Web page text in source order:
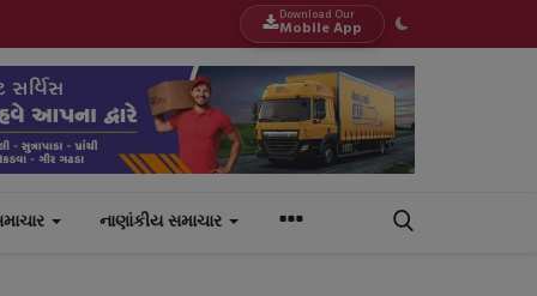
Download Our
Mobile App
નાણાંકીય સમાચાર